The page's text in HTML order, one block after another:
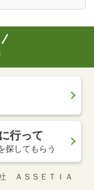
行って
探してもらう
ＡＳＳＥＴＩＡ